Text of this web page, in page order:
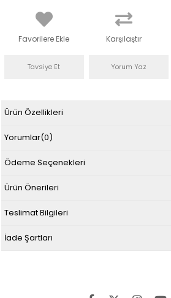
Favorilere Ekle Karşılaştır
Tavsiye Et Yorum Yaz
Ürün Özellikleri
Yorumlar(0)
Ödeme Seçenekleri
Ürün Önerileri
Teslimat Bilgileri
İade Şartları